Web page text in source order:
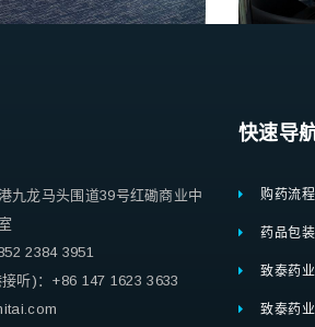
九龙马头围道39号红磡商业中
2384 3951
听)：+86 147 1623 3633
快速导
购药流程
药品包
致泰药
致泰药